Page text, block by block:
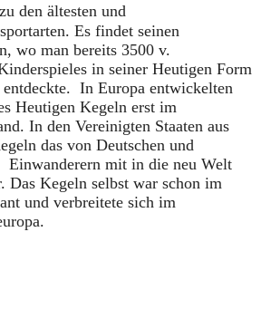
den ältesten und
Es findet seinen
wo man bereits 3500 v.
in seiner Heutigen Form
In Europa entwickelten
Heutigen Kegeln erst im
In den Vereinigten Staaten aus
das von Deutschen und
mit in die neu Welt
Das Kegeln selbst war schon im
und verbreitete sich im